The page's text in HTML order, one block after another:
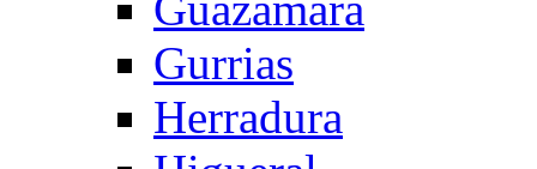
Gurrias
Herradura